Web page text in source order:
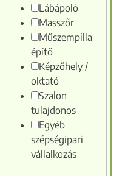
Lábápoló
Masszőr
Műszempilla
építő
Képzőhely /
oktató
Szalon
tulajdonos
Egyéb
szépségipari
vállalkozás